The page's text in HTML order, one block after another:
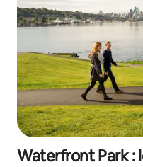
Waterfront Park :